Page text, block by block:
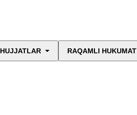
HUJJATLAR RAQAMLI HUKUMAT